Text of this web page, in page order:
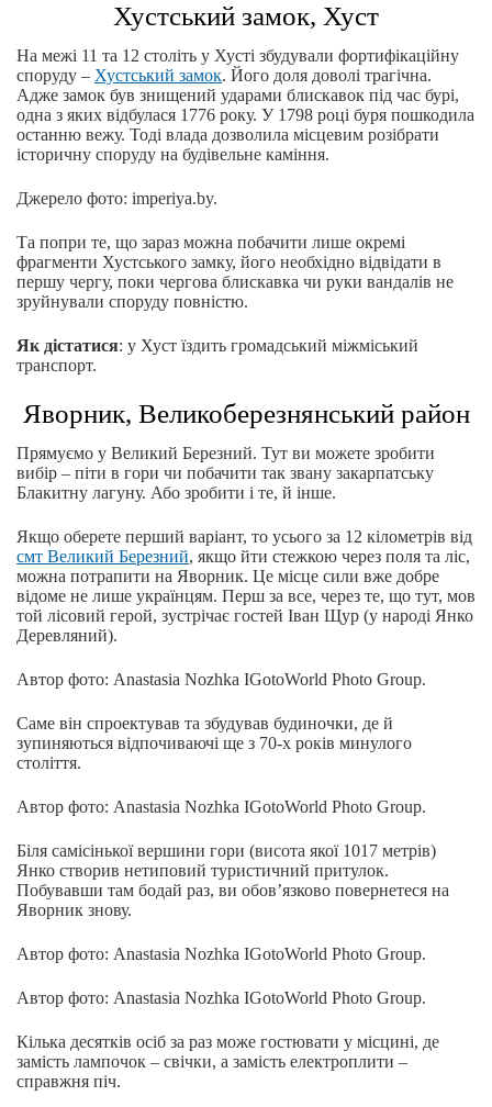
Хустський замок, Хуст
На межі 11 та 12 століть у Хусті збудували фортифікаційну
споруду – Хустський замок. Його доля доволі трагічна.
Адже замок був знищений ударами блискавок під час бурі,
одна з яких відбулася 1776 року. У 1798 році буря пошкодила
останню вежу. Тоді влада дозволила місцевим розібрати
історичну споруду на будівельне каміння.
Джерело фото: іmperiya.by.
Та попри те, що зараз можна побачити лише окремі
фрагменти Хустського замку, його необхідно відвідати в
першу чергу, поки чергова блискавка чи руки вандалів не
зруйнували споруду повністю.
Як дістатися: у Хуст їздить громадський міжміський
транспорт.
Яворник, Великоберезнянський район
Прямуємо у Великий Березний. Тут ви можете зробити
вибір – піти в гори чи побачити так звану закарпатську
Блакитну лагуну. Або зробити і те, й інше.
Якщо оберете перший варіант, то усього за 12 кілометрів від
смт Великий Березний, якщо йти стежкою через поля та ліс,
можна потрапити на Яворник. Це місце сили вже добре
відоме не лише українцям. Перш за все, через те, що тут, мов
той лісовий герой, зустрічає гостей Іван Щур (у народі Янко
Деревляний).
Автор фото: Anastasia Nozhka IGotoWorld Photo Group.
Саме він спроектував та збудував будиночки, де й
зупиняються відпочиваючі ще з 70-х років минулого
століття.
Автор фото: Anastasia Nozhka IGotoWorld Photo Group.
Біля самісінької вершини гори (висота якої 1017 метрів)
Янко створив нетиповий туристичний притулок.
Побувавши там бодай раз, ви обов’язково повернетеся на
Яворник знову.
Автор фото: Anastasia Nozhka IGotoWorld Photo Group.
Автор фото: Anastasia Nozhka IGotoWorld Photo Group.
Кілька десятків осіб за раз може гостювати у місцині, де
замість лампочок – свічки, а замість електроплити –
справжня піч.